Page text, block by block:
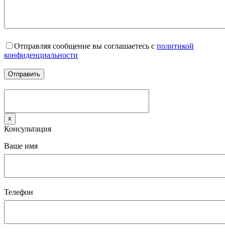
Отправляя сообщение вы соглашаетесь с политикой
конфиденциальности
x
Консультация
Ваше имя
Телефон